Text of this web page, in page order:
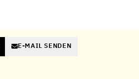
E-MAIL SENDEN